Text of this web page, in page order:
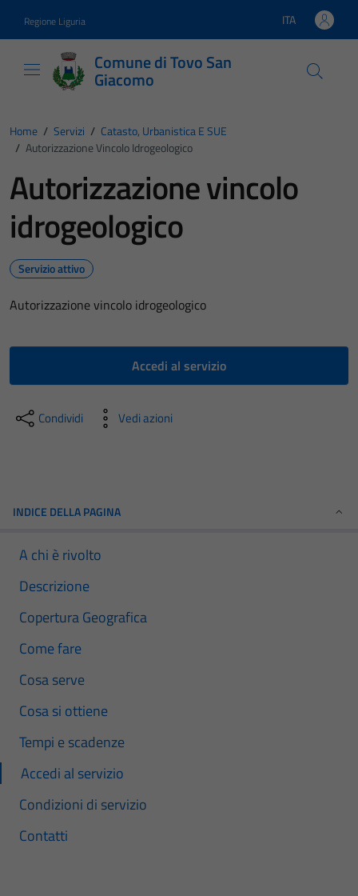
Regione Liguria Lingua attiva:
ITA
Comune di Tovo San
Giacomo
Home / Servizi / Catasto, Urbanistica E SUE
/ Autorizzazione Vincolo Idrogeologico
Autorizzazione vincolo
idrogeologico
Servizio attivo
Autorizzazione vincolo idrogeologico
Accedi al servizio
Condividi Vedi azioni
INDICE DELLA PAGINA
A chi è rivolto
Descrizione
Copertura Geografica
Come fare
Cosa serve
Cosa si ottiene
Tempi e scadenze
Accedi al servizio
Condizioni di servizio
Contatti